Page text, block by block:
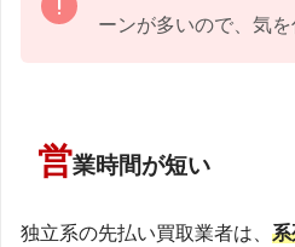
ーンが多いので、気を
営業時間が短い
独立系の先払い買取業者は、 系